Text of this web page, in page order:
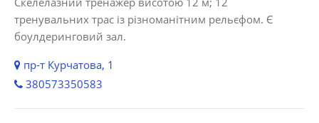
тренувальних трас із різноманітним рельєфом. Є
боулдеринговий зал.
пр-т Курчатова, 1
380573350583